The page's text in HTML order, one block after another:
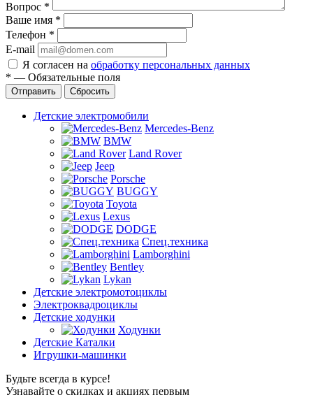
Вопрос *
Ваше имя *
Телефон *
E-mail
Я согласен на обработку персональных данных
* — Обязательные поля
Отправить Сбросить
Детские электромобили
Mercedes-Benz
BMW
Land Rover
Jeep
Porsche
BUGGY
Toyota
Lexus
DODGE
Спец.техника
Lamborghini
Bentley
Lykan
Детские электромотоциклы
Электроквадроциклы
Детские ходунки
Ходунки
Детские Каталки
Игрушки-машинки
Будьте всегда в курсе!
Узнавайте о скидках и акциях первым